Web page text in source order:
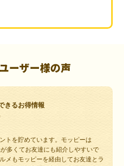
ーザー様の声
きるお得情報
トを貯めています。モッピーは
多くてお友達にも紹介しやすいで
メもモッピーを経由してお友達とラ